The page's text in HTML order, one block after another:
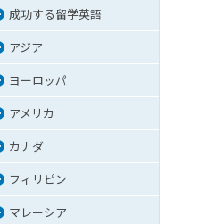
成功する留学英語
アジア
ヨーロッパ
アメリカ
カナダ
フィリピン
マレーシア